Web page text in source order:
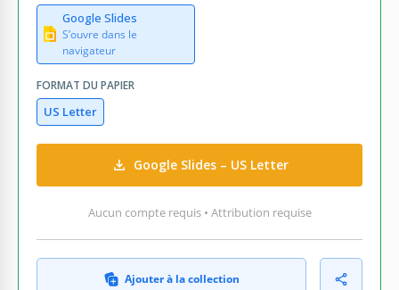
Google Slides
S’ouvre dans le
navigateur
FORMAT DU PAPIER
US Letter
Google Slides – US Letter
Aucun compte requis • Attribution requise
Ajouter à la collection